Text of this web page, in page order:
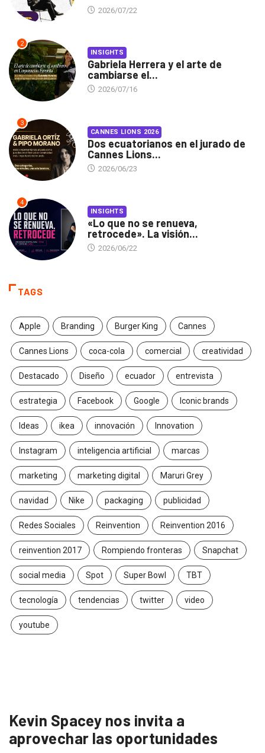
2026/07/22
2
INSIGHTS
Gabriela Herrera y el arte de
cambiarse el...
2026/07/16
3
CANNES LIONS 2026
Dos ecuatorianos en el jurado de
Cannes Lions...
2026/06/23
4
INSIGHTS
«Lo que no se renueva,
retrocede». La visión...
2026/06/22
TAGS
Apple Branding Burger King Cannes
Cannes Lions coca-cola comercial creatividad
Destacado Diseño ecuador entrevista
estrategia Facebook Google Iconic brands
Ideas ikea innovación Innovation
Instagram inteligencia artificial marcas
marketing marketing digital Maruri Grey
navidad Nike packaging publicidad
Redes Sociales Reinvention Reinvention 2016
reinvention 2017 Rompiendo fronteras Snapchat
social media Spot Super Bowl TBT
tecnología tendencias twitter video
youtube
Kevin Spacey nos invita a
aprovechar las oportunidades